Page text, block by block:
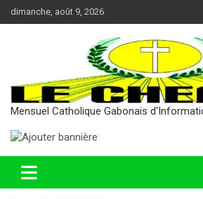
Aller
au
dimanche, août 9, 2026
Mensuel Catholique Gabonais